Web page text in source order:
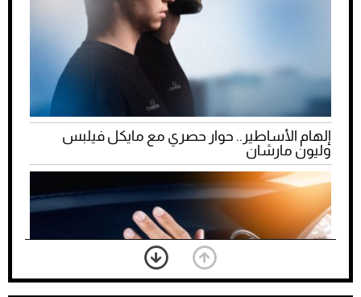
إلهام الأساطير.. حوار حصري مع مايكل فيلبس
وليون مارشان